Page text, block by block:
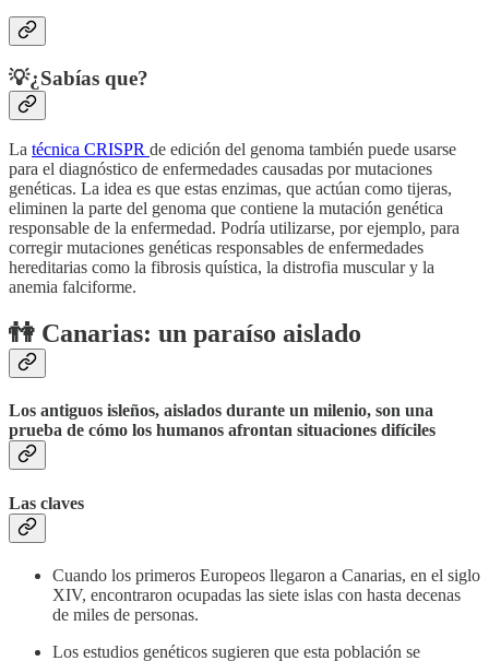
💡¿Sabías que?
La técnica CRISPR de edición del genoma también puede usarse
para el diagnóstico de enfermedades causadas por mutaciones
genéticas. La idea es que estas enzimas, que actúan como tijeras,
eliminen la parte del genoma que contiene la mutación genética
responsable de la enfermedad. Podría utilizarse, por ejemplo, para
corregir mutaciones genéticas responsables de enfermedades
hereditarias como la fibrosis quística, la distrofia muscular y la
anemia falciforme.
👫 Canarias: un paraíso aislado
Los antiguos isleños, aislados durante un milenio, son una
prueba de cómo los humanos afrontan situaciones difíciles
Las claves
Cuando los primeros Europeos llegaron a Canarias, en el siglo
XIV, encontraron ocupadas las siete islas con hasta decenas
de miles de personas.
Los estudios genéticos sugieren que esta población se